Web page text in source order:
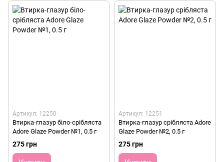
Артикул: 12250
Втирка-глазур біло-срібляста
Adore Glaze Powder №1, 0.5 г
275 грн
Артикул: 12251
Втирка-глазур срібляста Adore
Glaze Powder №2, 0.5 г
275 грн